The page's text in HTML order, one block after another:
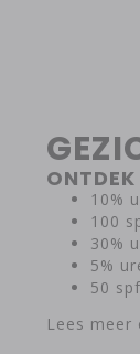
10%
100
30%
5%
50 spf
Lees meer